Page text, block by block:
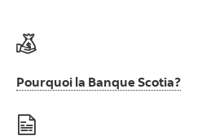
Pourquoi la Banque Scotia?